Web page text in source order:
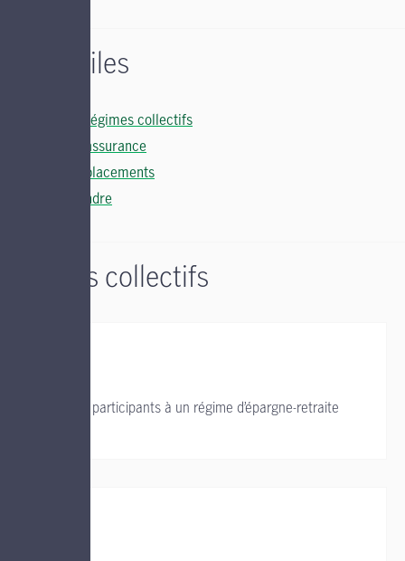
Liens utiles
Soutien régimes collectifs
Soutien assurance
Soutien placements
Nous joindre
Régimes collectifs
Soutien aux participants à un régime d’épargne-retraite